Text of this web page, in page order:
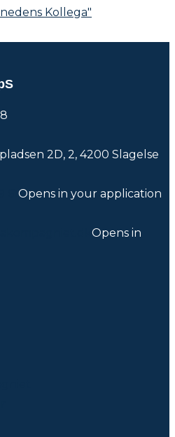
Kollega"
2D, 2, 4200 Slagelse
Opens in your application
Opens in